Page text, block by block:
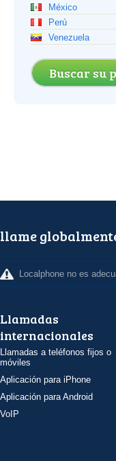
México
Perú
Venezuela
Buscar su
llame
Localphone no es
Llamadas
internacionales
Llamadas a teléfonos fijos o
móviles
Aplicación para iPhone
Aplicación para Android
VoIP